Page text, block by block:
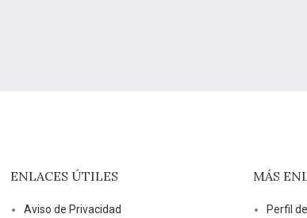
ENLACES ÚTILES
Aviso de Privacidad
MÁS
Perfil